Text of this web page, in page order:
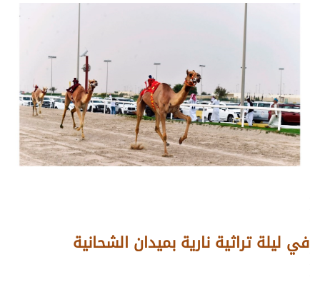
في ليلة تراثية نارية بميدان الشحانية